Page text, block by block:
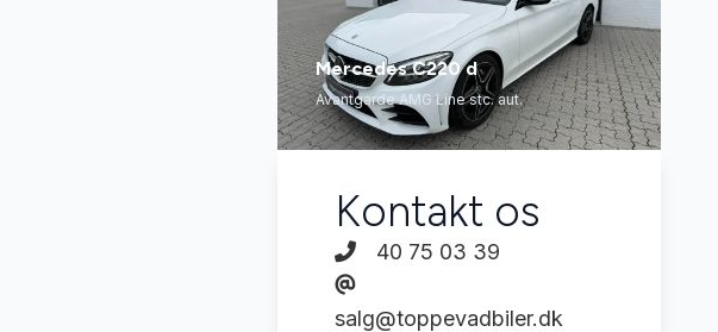
Mercedes C220 d
Avantgarde AMG Line stc. aut.
Kontakt os
40 75 03 39
salg@toppevadbiler.dk